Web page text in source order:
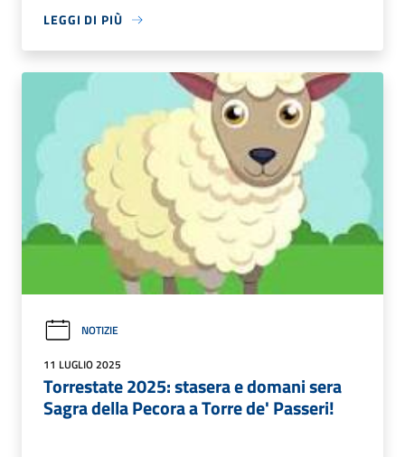
LEGGI DI PIÙ
NOTIZIE
11 LUGLIO 2025
Torrestate 2025: stasera e domani sera
Sagra della Pecora a Torre de' Passeri!